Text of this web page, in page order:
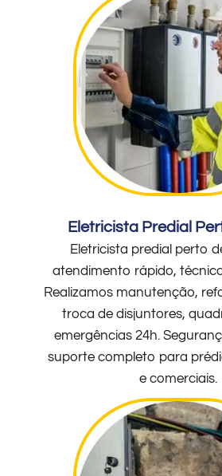
Eletricista Predial
Eletricista predial perto
atendimento rápido,
Realizamos manutenção,
troca de disjuntores,
emergências 24h.
suporte completo para
e comerciais.